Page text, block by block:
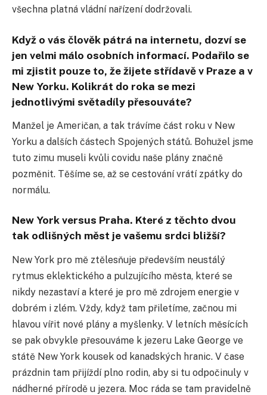
všechna platná vládní nařízení dodržovali.
Když o vás člověk pátrá na internetu, dozví se
jen velmi málo osobních informací. Podařilo se
mi zjistit pouze to, že žijete střídavě v Praze a v
New Yorku. Kolikrát do roka se mezi
jednotlivými světadíly přesouváte?
Manžel je Američan, a tak trávíme část roku v New
Yorku a dalších částech Spojených států. Bohužel jsme
tuto zimu museli kvůli covidu naše plány značně
pozměnit. Těšíme se, až se cestování vrátí zpátky do
normálu.
New York versus Praha. Které z těchto dvou
tak odlišných měst je vašemu srdci bližší?
New York pro mě ztělesňuje především neustálý
rytmus eklektického a pulzujícího města, které se
nikdy nezastaví a které je pro mě zdrojem energie v
dobrém i zlém. Vždy, když tam přiletíme, začnou mi
hlavou vířit nové plány a myšlenky. V letních měsících
se pak obvykle přesouváme k jezeru Lake George ve
státě New York kousek od kanadských hranic. V čase
prázdnin tam přijíždí plno rodin, aby si tu odpočinuly v
nádherné přírodě u jezera. Moc ráda se tam pravidelně